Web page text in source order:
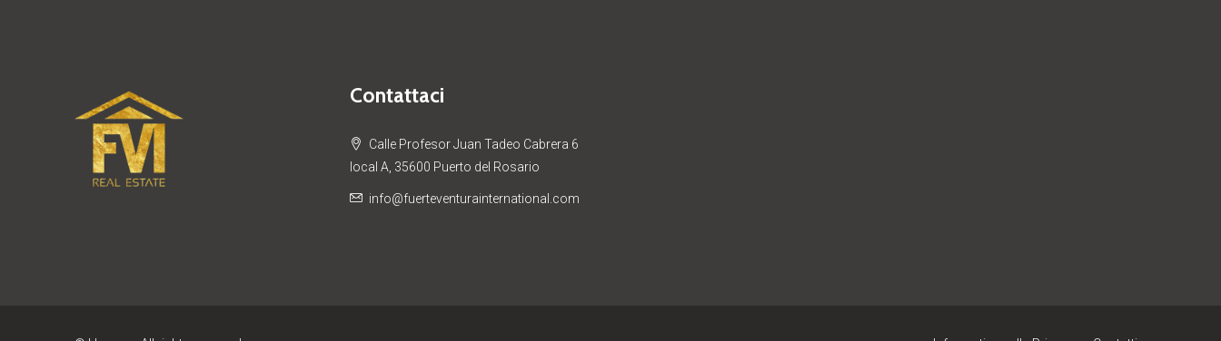
Contattaci
Calle Profesor Juan Tadeo Cabrera 6
local A, 35600 Puerto del Rosario
info@fuerteventurainternational.com